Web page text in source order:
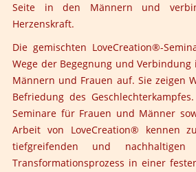
Seite in den Männern und
Herzenskraft.
Die gemischten LoveCreation®-
Wege der Begegnung und Verbindung
Männern und Frauen auf. Sie zeigen
Befriedung des
Seminare für Frauen und Männer
Arbeit von LoveCreation® kennen
tiefgreifenden und nachhaltigen
Transformationsprozess in einer